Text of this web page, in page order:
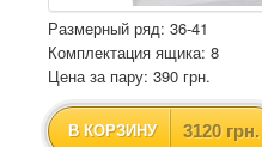
Размерный ряд: 36-41
Комплектация ящика: 8
Цена за пару: 390 грн.
В КОРЗИНУ 3120 грн.